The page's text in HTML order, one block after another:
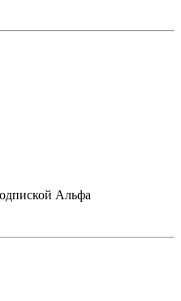
Альфа